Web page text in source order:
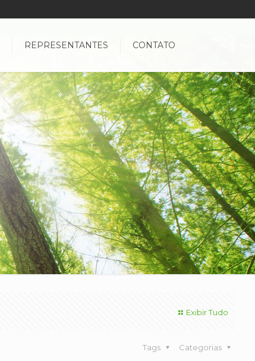
REPRESENTANTES CONTATO
Exibir Tudo
Categorias
Tags